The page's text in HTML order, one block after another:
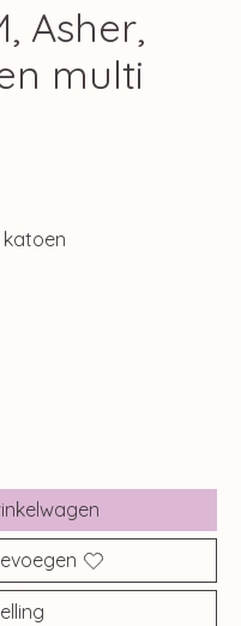
Asher,
multi
katoen